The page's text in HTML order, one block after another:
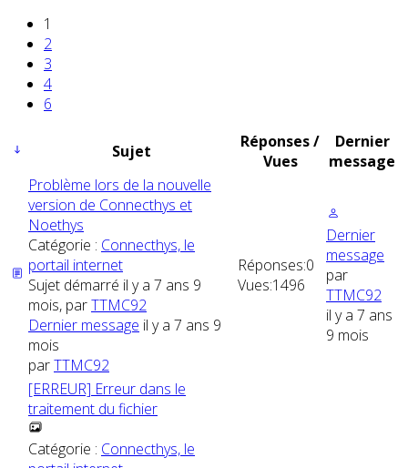
1
2
3
4
6
Sujet
Réponses /
Vues
Dernier
message
Problème lors de la nouvelle
version de Connecthys et
Noethys
Catégorie : Connecthys, le
portail internet
Sujet démarré il y a 7 ans 9
mois, parTTMC92
Dernier message il y a 7 ans 9
mois
parTTMC92
Réponses:0
Vues:1496
Dernier
message
par
TTMC92
il y a 7 ans
9 mois
[ERREUR] Erreur dans le
traitement du fichier
Catégorie : Connecthys, le